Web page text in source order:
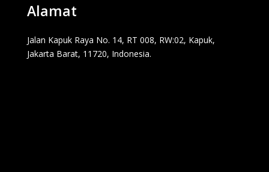
Alamat
Jalan Kapuk Raya No. 14, RT 008, RW:02, Kapuk,
Jakarta Barat, 11720, Indonesia.